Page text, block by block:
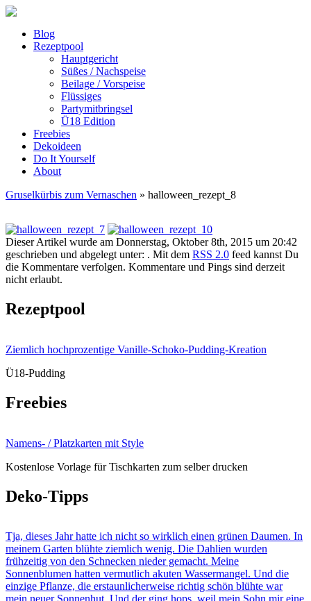
Blog
Rezeptpool
Hauptgericht
Süßes / Nachspeise
Beilage / Vorspeise
Flüssiges
Partymitbringsel
Ü18 Edition
Freebies
Dekoideen
Do It Yourself
About
Gruselkürbis zum Vernaschen » halloween_rezept_8
Dieser Artikel wurde am Donnerstag, Oktober 8th, 2015 um 20:42
geschrieben und abgelegt unter: . Mit dem RSS 2.0 feed kannst Du
die Kommentare verfolgen. Kommentare und Pings sind derzeit
nicht erlaubt.
Rezeptpool
Ziemlich hochprozentige Vanille-Schoko-Pudding-Kreation
Ü18-Pudding
Freebies
Namens- / Platzkarten mit Style
Kostenlose Vorlage für Tischkarten zum selber drucken
Deko-Tipps
Tja, dieses Jahr hatte ich nicht so wirklich einen grünen Daumen. In
meinem Garten blühte ziemlich wenig. Die Dahlien wurden
frühzeitig von den Schnecken nieder gemacht. Meine
Sonnenblumen hatten vermutlich akuten Wassermangel. Und die
einzige Pflanze, die erstaunlicherweise richtig schön blühte war